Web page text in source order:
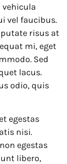
vehicula
vel faucibus.
risus at
mi, eget
Sed
lacus.
odio, quis
egestas
nisi.
egestas
libero,